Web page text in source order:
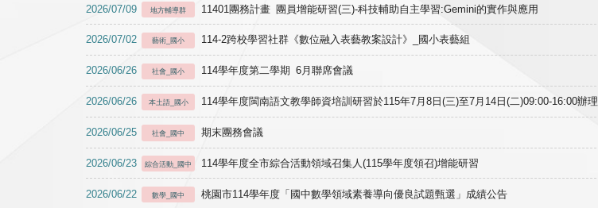
2026/07/09 地方輔導群 11401團務計畫 團員增能研習(三)-科技輔助自主學習:Gemini的實作與應用
2026/07/02 藝術_國小 114-2跨校學習社群《數位融入表藝教案設計》_國小表藝組
2026/06/26 社會_國小 114學年度第二學期 6月聯席會議
2026/06/26 本土語_國小 114學年度閩南語文教學師資培訓研習於115年7月8日(三)至7月14日(二)09:00-16:00辦理
2026/06/25 社會_國中 期末團務會議
2026/06/23 綜合活動_國中 114學年度全市綜合活動領域召集人(115學年度領召)增能研習
2026/06/22 數學_國中 桃園市114學年度「國中數學領域素養導向優良試題甄選」成績公告